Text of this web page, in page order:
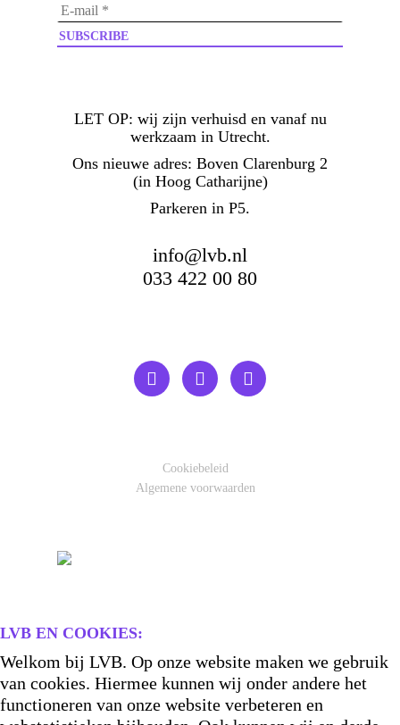
LET OP: wij zijn verhuisd en vanaf nu
werkzaam in Utrecht.
Ons nieuwe adres: Boven Clarenburg 2
(in Hoog Catharijne)
Parkeren in P5.
info@lvb.nl
033 422 00 80
Cookiebeleid
Algemene voorwaarden
LVB EN COOKIES:
Welkom bij LVB. Op onze website maken we gebruik
van cookies. Hiermee kunnen wij onder andere het
functioneren van onze website verbeteren en